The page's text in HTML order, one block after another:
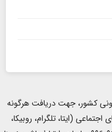
کشور، جهت دریافت هرگونه
(ایتا، تلگرام، روبیکا،